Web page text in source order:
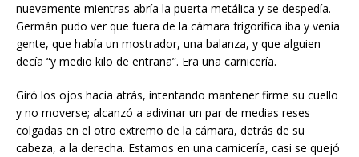
nuevamente mientras abría la puerta metálica y se despedía.
Germán pudo ver que fuera de la cámara frigorífica iba y venía
gente, que había un mostrador, una balanza, y que alguien
decía “y medio kilo de entraña”. Era una carnicería.
Giró los ojos hacia atrás, intentando mantener firme su cuello
y no moverse; alcanzó a adivinar un par de medias reses
colgadas en el otro extremo de la cámara, detrás de su
cabeza, a la derecha. Estamos en una carnicería, casi se quejó